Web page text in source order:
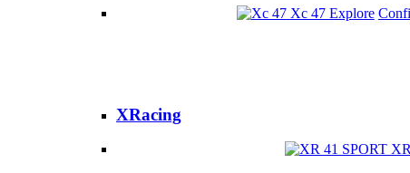
Xc 47 Explore
XRacing